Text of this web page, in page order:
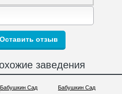
заведения
Бабушкин Сад